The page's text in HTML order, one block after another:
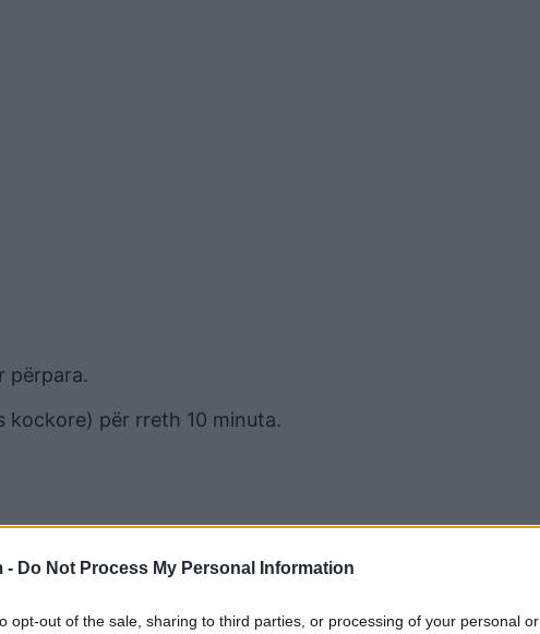
- Do Not Process My Personal Information
opt-out of the sale, sharing to third parties, or processing of your personal or
përpara.
kockore) për rreth 10 minuta.